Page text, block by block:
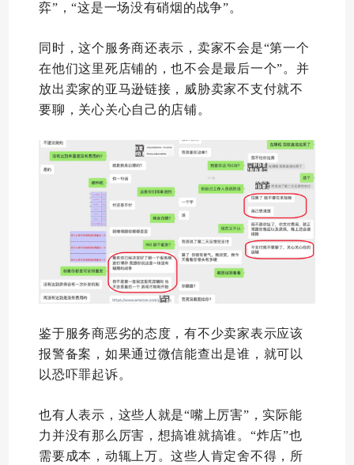
弈”，“这是一场没有硝烟的战争”。
同时，这个服务商还表示，卖家不会是“第一个
在他们这里死店铺的，也不会是最后一个”。并
放出卖家的亚马逊链接，威胁卖家不支付就不
要聊，关心关心自己的店铺。
鉴于服务商恶劣的态度，有不少卖家表示应该
报警备案，如果通过微信能查出是谁，就可以
以恐吓罪起诉。
也有人表示，这些人就是“嘴上厉害”，实际能
力并没有那么厉害，想搞谁就搞谁。“炸店”也
需要成本，动辄上万。这些人肯定舍不得，所